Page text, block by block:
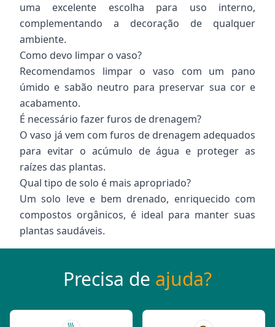
uma excelente escolha para uso interno,
complementando a decoração de qualquer
ambiente.
Como devo limpar o vaso?
Recomendamos limpar o vaso com um pano
úmido e sabão neutro para preservar sua cor e
acabamento.
É necessário fazer furos de drenagem?
O vaso já vem com furos de drenagem adequados
para evitar o acúmulo de água e proteger as
raízes das plantas.
Qual tipo de solo é mais apropriado?
Um solo leve e bem drenado, enriquecido com
compostos orgânicos, é ideal para manter suas
plantas saudáveis.
Precisa de ajuda?